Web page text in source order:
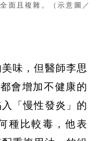
面且複雜。（示意圖／
味，但醫師李思
會增加不健康的
「慢性發炎」的
種比較毒，他表